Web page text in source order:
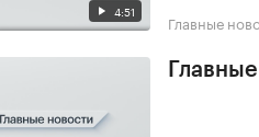
4:51 Главные